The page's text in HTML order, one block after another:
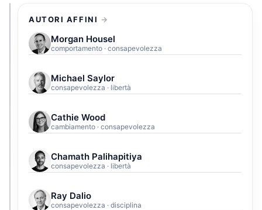
AUTORI AFFINI
Morgan Housel
comportamento · consapevolezza
Michael Saylor
consapevolezza · libertà
Cathie Wood
cambiamento · consapevolezza
Chamath Palihapitiya
consapevolezza · libertà
Ray Dalio
consapevolezza · disciplina